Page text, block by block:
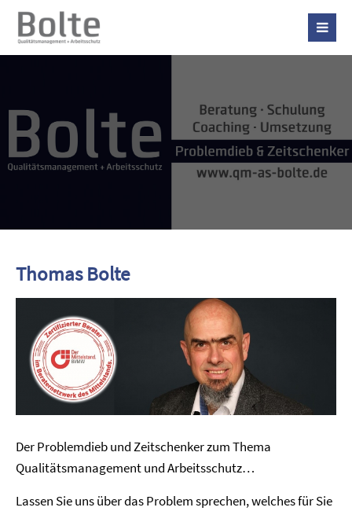
Thomas Bolte
Der Problemdieb und Zeitschenker zum Thema
Qualitätsmanagement und Arbeitsschutz…
Lassen Sie uns über das Problem sprechen, welches für Sie